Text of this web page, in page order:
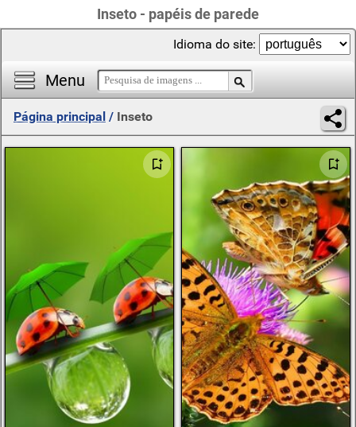
Inseto - papéis de parede
Menu
Idioma do site:
Página principal / Inseto